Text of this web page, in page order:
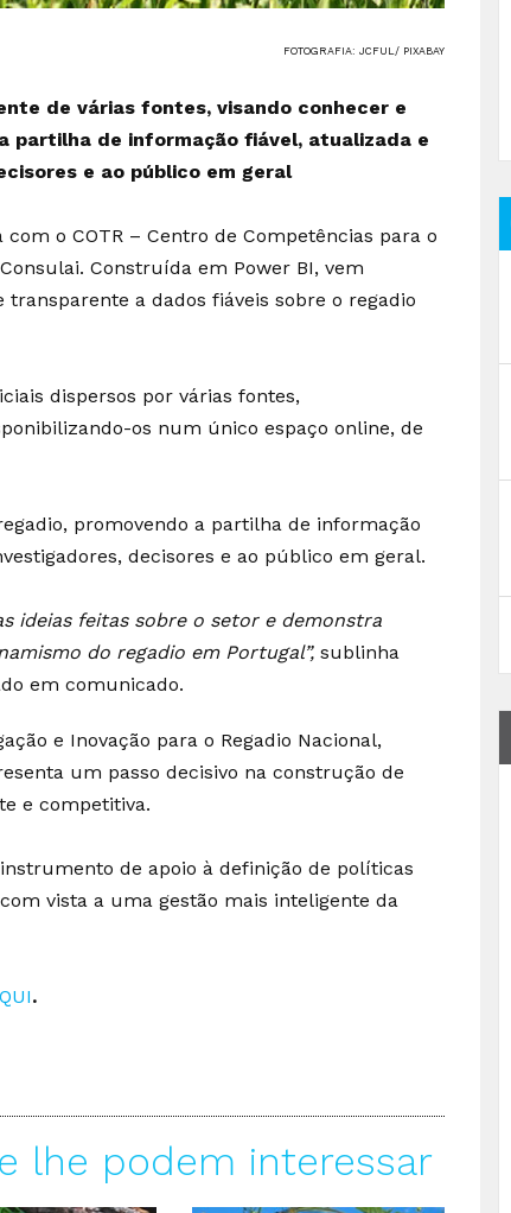
FOTOGRAFIA: JCFUL/ PIXABAY
de várias fontes, visando conhecer e
partilha de informação fiável, atualizada e
e ao público em geral
o COTR – Centro de Competências para o
Construída em Power BI, vem
a dados fiáveis sobre o regadio
dispersos por várias fontes,
os num único espaço online, de
promovendo a partilha de informação
decisores e ao público em geral.
ideias feitas sobre o setor e demonstra
do regadio em Portugal”, sublinha
em comunicado.
e Inovação para o Regadio Nacional,
um passo decisivo na construção de
e competitiva.
de apoio à definição de políticas
vista a uma gestão mais inteligente da
.
lhe podem interessar